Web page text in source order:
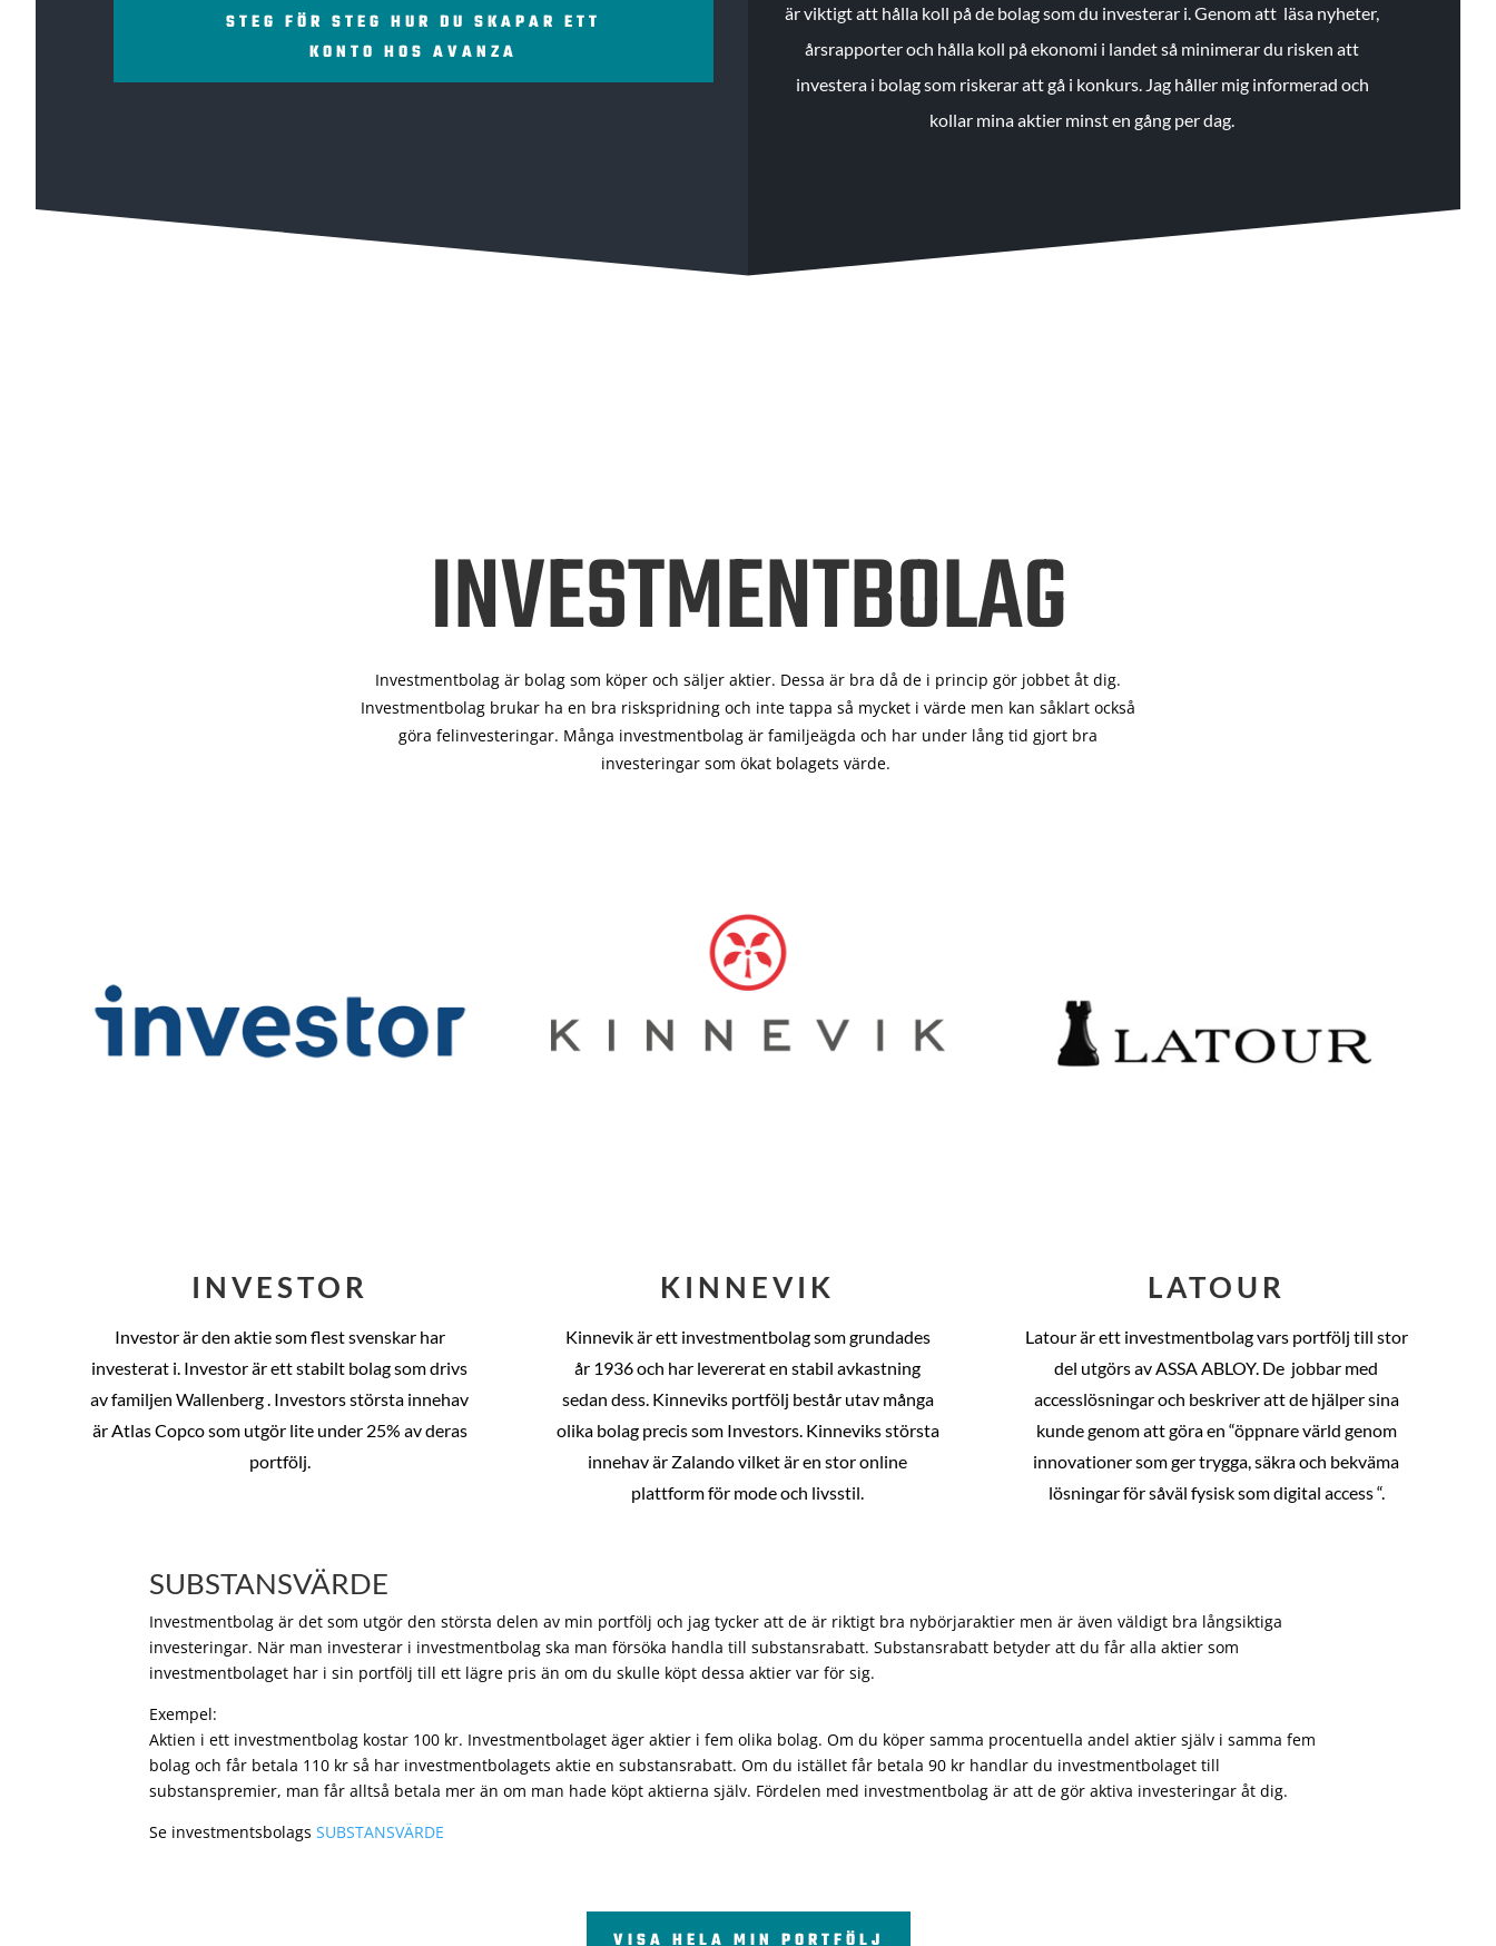
STEG FÖR STEG HUR DU SKAPAR ETT
KONTO HOS AVANZA
är viktigt att hålla koll på de bolag som du investerar i. Genom att läsa nyheter,
årsrapporter och hålla koll på ekonomi i landet så minimerar du risken att
investera i bolag som riskerar att gå i konkurs. Jag håller mig informerad och
kollar mina aktier minst en gång per dag.
INVESTMENTBOLAG
Investmentbolag är bolag som köper och säljer aktier. Dessa är bra då de i princip gör jobbet åt dig.
Investmentbolag brukar ha en bra riskspridning och inte tappa så mycket i värde men kan såklart också
göra felinvesteringar. Många investmentbolag är familjeägda och har under lång tid gjort bra
investeringar som ökat bolagets värde.
INVESTOR
Investor är den aktie som flest svenskar har
investerat i. Investor är ett stabilt bolag som drivs
av familjen Wallenberg . Investors största innehav
är Atlas Copco som utgör lite under 25% av deras
portfölj.
KINNEVIK
Kinnevik är ett investmentbolag som grundades
år 1936 och har levererat en stabil avkastning
sedan dess. Kinneviks portfölj består utav många
olika bolag precis som Investors. Kinneviks största
innehav är Zalando vilket är en stor online
plattform för mode och livsstil.
LATOUR
Latour är ett investmentbolag vars portfölj till stor
del utgörs av ASSA ABLOY. De jobbar med
accesslösningar och beskriver att de hjälper sina
kunde genom att göra en “öppnare värld genom
innovationer som ger trygga, säkra och bekväma
lösningar för såväl fysisk som digital access “.
SUBSTANSVÄRDE
Investmentbolag är det som utgör den största delen av min portfölj och jag tycker att de är riktigt bra nybörjaraktier men är även väldigt bra långsiktiga
investeringar. När man investerar i investmentbolag ska man försöka handla till substansrabatt. Substansrabatt betyder att du får alla aktier som
investmentbolaget har i sin portfölj till ett lägre pris än om du skulle köpt dessa aktier var för sig.
Exempel:
Aktien i ett investmentbolag kostar 100 kr. Investmentbolaget äger aktier i fem olika bolag. Om du köper samma procentuella andel aktier själv i samma fem
bolag och får betala 110 kr så har investmentbolagets aktie en substansrabatt. Om du istället får betala 90 kr handlar du investmentbolaget till
substanspremier, man får alltså betala mer än om man hade köpt aktierna själv. Fördelen med investmentbolag är att de gör aktiva investeringar åt dig.
Se investmentsbolagsSUBSTANSVÄRDE
VISA HELA MIN PORTFÖLJ